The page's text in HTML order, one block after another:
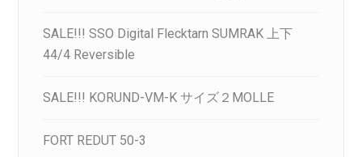
SALE!!! SSO Digital Flecktarn SUMRAK 上下
44/4 Reversible
SALE!!! KORUND-VM-K サイズ２MOLLE
FORT REDUT 50-3